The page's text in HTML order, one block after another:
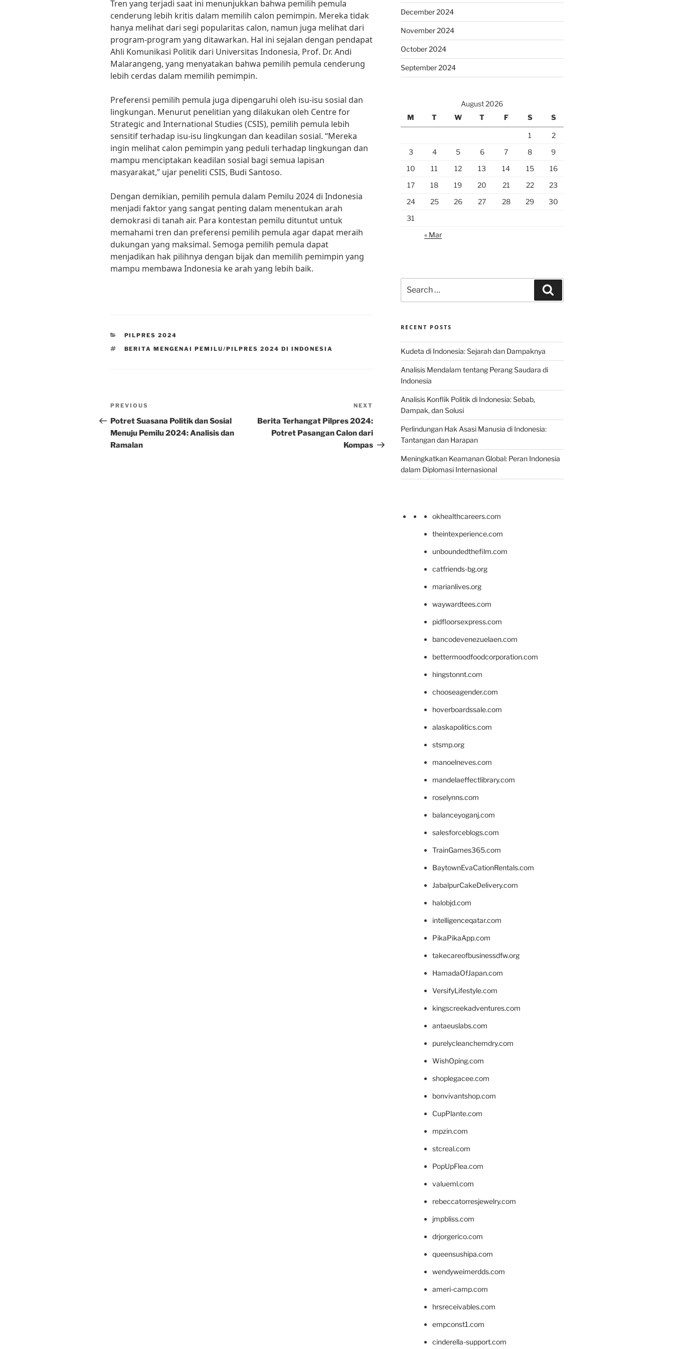
Tren yang terjadi saat ini menunjukkan bahwa pemilih pemula
cenderung lebih kritis dalam memilih calon pemimpin. Mereka tidak
hanya melihat dari segi popularitas calon, namun juga melihat dari
program-program yang ditawarkan. Hal ini sejalan dengan pendapat
Ahli Komunikasi Politik dari Universitas Indonesia, Prof. Dr. Andi
Malarangeng, yang menyatakan bahwa pemilih pemula cenderung
lebih cerdas dalam memilih pemimpin.
Preferensi pemilih pemula juga dipengaruhi oleh isu-isu sosial dan
lingkungan. Menurut penelitian yang dilakukan oleh Centre for
Strategic and International Studies (CSIS), pemilih pemula lebih
sensitif terhadap isu-isu lingkungan dan keadilan sosial. “Mereka
ingin melihat calon pemimpin yang peduli terhadap lingkungan dan
mampu menciptakan keadilan sosial bagi semua lapisan
masyarakat,” ujar peneliti CSIS, Budi Santoso.
Dengan demikian, pemilih pemula dalam Pemilu 2024 di Indonesia
menjadi faktor yang sangat penting dalam menentukan arah
demokrasi di tanah air. Para kontestan pemilu dituntut untuk
memahami tren dan preferensi pemilih pemula agar dapat meraih
dukungan yang maksimal. Semoga pemilih pemula dapat
menjadikan hak pilihnya dengan bijak dan memilih pemimpin yang
mampu membawa Indonesia ke arah yang lebih baik.
CATEGORIES
PILPRES 2024
TAGS
BERITA MENGENAI PEMILU/PILPRES 2024 DI INDONESIA
Post
navigation
Previous
Post
PREVIOUS
Potret Suasana Politik dan Sosial
Menuju Pemilu 2024: Analisis dan
Ramalan
Post
NEXT
Berita Terhangat Pilpres 2024:
Potret Pasangan Calon dari
Kompas
December 2024
November 2024
October 2024
September 2024
August 2026
M
T W T F S S
1
2
3
4 5 6 7 8
9
10
11 12 13 14 15
16
17
18 19 20 21 22
23
24
25 26 27 28 29
30
31
« Mar
for:
RECENT POSTS
Kudeta di Indonesia: Sejarah dan Dampaknya
Analisis Mendalam tentang Perang Saudara di
Indonesia
Analisis Konflik Politik di Indonesia: Sebab,
Dampak, dan Solusi
Perlindungan Hak Asasi Manusia di Indonesia:
Tantangan dan Harapan
Meningkatkan Keamanan Global: Peran Indonesia
dalam Diplomasi Internasional
okhealthcareers.com
theintexperience.com
unboundedthefilm.com
catfriends-bg.org
marianlives.org
waywardtees.com
pidfloorsexpress.com
bancodevenezuelaen.com
bettermoodfoodcorporation.com
hingstonnt.com
chooseagender.com
hoverboardssale.com
alaskapolitics.com
stsmp.org
manoelneves.com
mandelaeffectlibrary.com
roselynns.com
balanceyoganj.com
salesforceblogs.com
TrainGames365.com
BaytownEvaCationRentals.com
JabalpurCakeDelivery.com
halobjd.com
intelligenceqatar.com
PikaPikaApp.com
takecareofbusinessdfw.org
HamadaOfJapan.com
VersifyLifestyle.com
kingscreekadventures.com
antaeuslabs.com
purelycleanchemdry.com
WishOping.com
shoplegacee.com
bonvivantshop.com
CupPlante.com
mpzin.com
stcreal.com
PopUpFlea.com
valueml.com
rebeccatorresjewelry.com
jmpbliss.com
drjorgerico.com
queensushipa.com
wendyweimerdds.com
ameri-camp.com
hrsreceivables.com
empconst1.com
cinderella-support.com